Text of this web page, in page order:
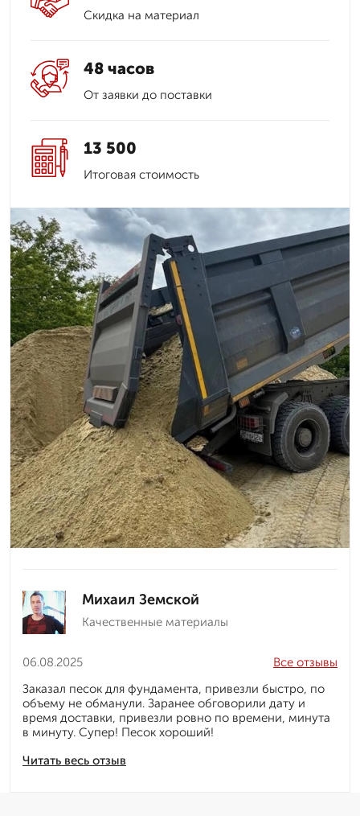
Скидка на материал
48 часов
От заявки до поставки
13 500
Итоговая стоимость
Михаил Земской
Качественные материалы
06.08.2025
Читать весь отзыв
Все отзывы
Заказал песок для фундамента, привезли быстро, по
объему не обманули. Заранее обговорили дату и
время доставки, привезли ровно по времени, минута
в минуту. Супер! Песок хороший!